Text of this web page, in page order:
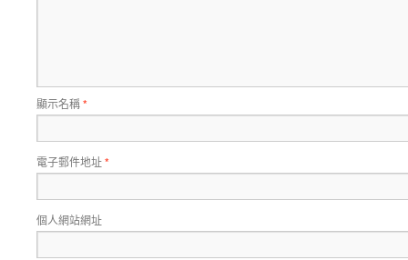
顯示名稱*
電子郵件地址*
個人網站網址